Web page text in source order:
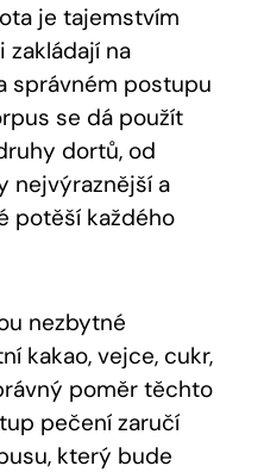
je tajemstvím
zakládají na
správném postupu
se dá ‌použít
‍dortů, od
nejvýraznější a
potěší každého
nezbytné
kakao, vejce, cukr,⁤
⁢poměr těchto
pečení zaručí
který bude